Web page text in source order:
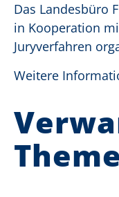
Das Landesbüro
in Kooperation
Juryverfahren
Weitere